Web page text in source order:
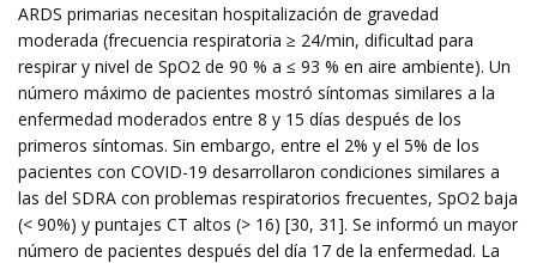
ARDS primarias necesitan hospitalización de gravedad
moderada (frecuencia respiratoria ≥ 24/min, dificultad para
respirar y nivel de SpO2 de 90 % a ≤ 93 % en aire ambiente). Un
número máximo de pacientes mostró síntomas similares a la
enfermedad moderados entre 8 y 15 días después de los
primeros síntomas. Sin embargo, entre el 2% y el 5% de los
pacientes con COVID-19 desarrollaron condiciones similares a
las del SDRA con problemas respiratorios frecuentes, SpO2 baja
(< 90%) y puntajes CT altos (> 16) [30, 31]. Se informó un mayor
número de pacientes después del día 17 de la enfermedad. La